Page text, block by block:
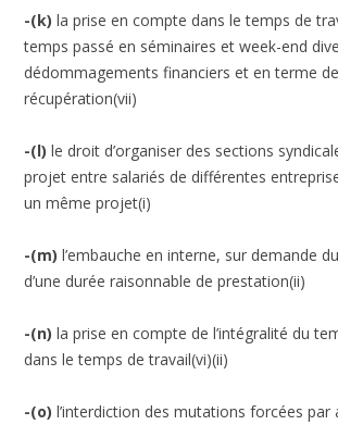
-(k) la prise en compte dans le temps de
temps passé en séminaires et week-end
dédommagements financiers et en terme
récupération(vii)
-(l) le droit d’organiser des sections
projet entre salariés de différentes
un même projet(i)
-(m) l’embauche en interne, sur demande
d’une durée raisonnable de prestation(ii)
-(n) la prise en compte de l’intégralité du
dans le temps de travail(vi)(ii)
-(o) l’interdiction des mutations forcées par